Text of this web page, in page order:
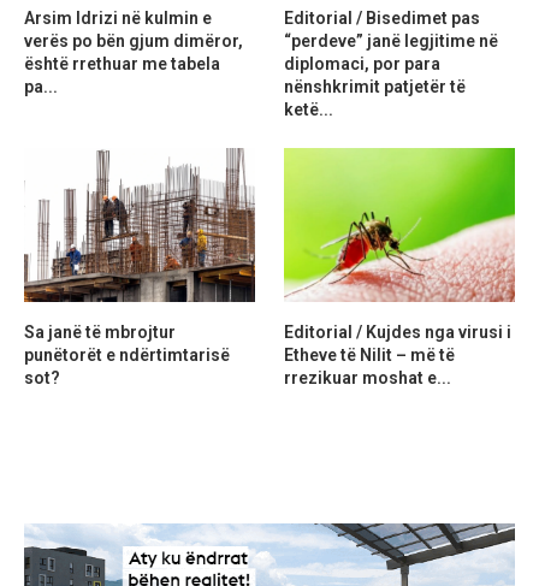
Arsim Idrizi në kulmin e
verës po bën gjum dimëror,
është rrethuar me tabela
pa...
Editorial / Bisedimet pas
“perdeve” janë legjitime në
diplomaci, por para
nënshkrimit patjetër të
ketë...
Sa janë të mbrojtur
punëtorët e ndërtimtarisë
sot?
Editorial / Kujdes nga virusi i
Etheve të Nilit – më të
rrezikuar moshat e...